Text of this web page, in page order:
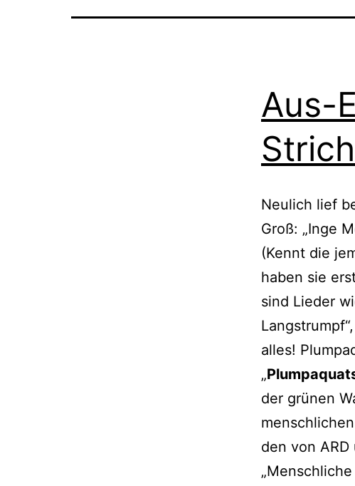
Aus-
Neulich lief
Groß: „Inge
(Kennt die
haben sie
sind Lieder
alles!
„
der grü­nen
den von